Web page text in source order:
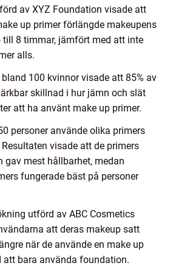
av XYZ Foundation visade att
up primer förlängde makeupens
till 8 timmar, jämfört med att inte
alls.
100 kvinnor visade att 85% av
skillnad i hur jämn och slät
att ha använt make up primer.
personer använde olika primers
visade att de primers
gav mest hållbarhet, medan
fungerade bäst på personer
utförd av ABC Cosmetics
att deras makeup satt
när de använde en make up
att bara använda foundation.